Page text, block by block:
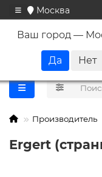
Москва
Ваш город —
Производитель
Ergert